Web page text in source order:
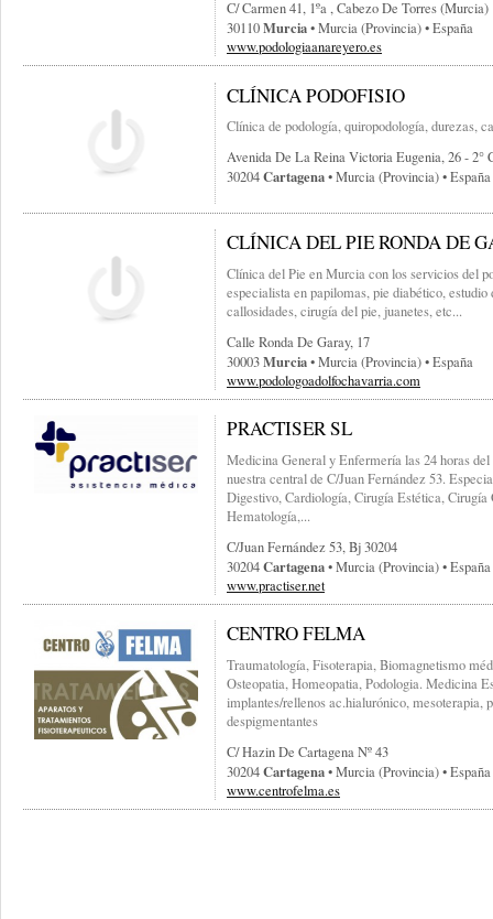
C/ Carmen 41, 1ºa , Cabezo De Torres (murcia)
30110Murcia• Murcia (provincia) • España
www.podologiaanareyero.es
CLÍNICA PODOFISIO
Clínica de podología, quiropodología, durezas,
Avenida De La Reina Victoria Eugenia, 26 - 2°
30204Cartagena• Murcia (provincia) • España
CLÍNICA DEL PIE RONDA DE
Clínica del Pie en Murcia con los servicios del
especialista en papilomas, pie diabético,
callosidades, cirugía del pie, juanetes, etc...
Calle Ronda De Garay, 17
30003Murcia• Murcia (provincia) • España
www.podologoadolfochavarria.com
PRACTISER SL
Medicina General y Enfermería las 24 horas del
nuestra central de C/Juan Fernández 53.
Digestivo, Cardiología, Cirugía Estética,
Hematología,...
C/juan Fernández 53, Bj 30204
30204Cartagena• Murcia (provincia) • España
www.practiser.net
CENTRO FELMA
Traumatología, Fisoterapia, Biomagnetismo
Osteopatia, Homeopatia, Podologia. Medicina
implantes/rellenos ac.hialurónico, mesoterapia,
despigmentantes
C/ Hazin De Cartagena Nº 43
30204Cartagena• Murcia (provincia) • España
www.centrofelma.es